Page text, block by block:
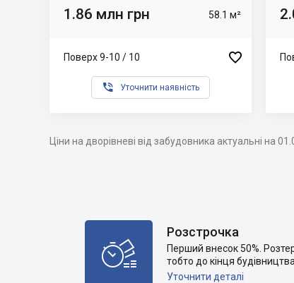
1.86 млн грн 58.1 м²
Поверх 9-10 / 10 
 Уточнити наявність
Ціни на дворівневі від забудовника актуальні на

Розстрочка
Перший внесок 50%.
тобто до кінця будівництва.
Уточнити деталі